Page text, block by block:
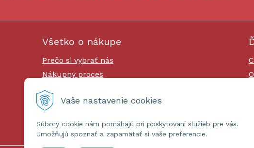
Vaše nastavenie cookies
Súbory cookie nám pomáhajú pri poskytovaní služieb pre vás.
Umožňujú spoznať a zapamätať si vaše preferencie.
Všetko o nákupe
Prečo si vybrať nás
Nákupný proces
Platby a doprava
Reklamačný poriadok